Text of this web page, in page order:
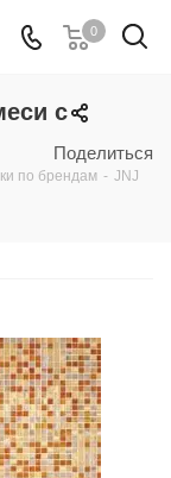
0
Поделиться
с
по брендам - JNJ